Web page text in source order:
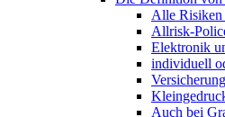
Alle Risiken
Allrisk-
Elektronik
individuell
Auch bei